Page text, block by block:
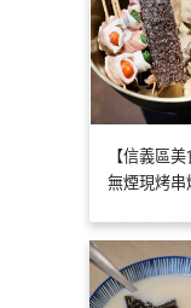
【信義區
無煙現烤串